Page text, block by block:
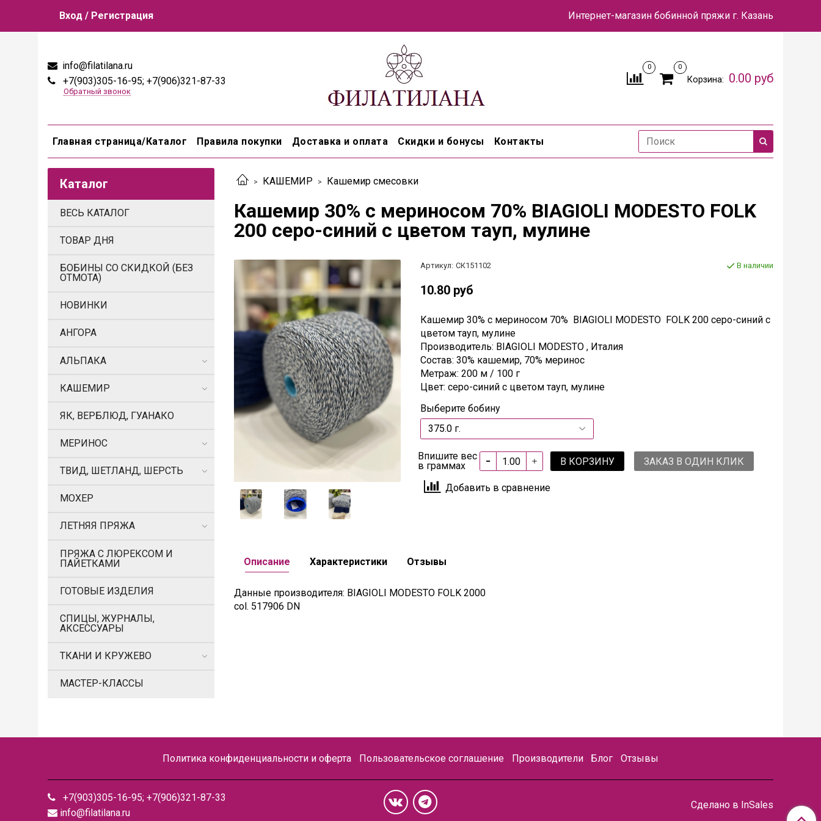
Вход / Регистрация Интернет-магазин бобинной пряжи г. Казань
info@filatilana.ru
+7(903)305-16-95; +7(906)321-87-33
Обратный звонок
0 0
Корзина: 0.00 руб
Главная страница/Каталог Правила покупки Доставка и оплата Скидки и бонусы Контакты
КАШЕМИР Кашемир смесовки
Кашемир 30% с мериносом 70% BIAGIOLI MODESTO FOLK
200 серо-синий с цветом тауп, мулине
Артикул: СК151102 В наличии
10.80 руб
Кашемир 30% с мериносом 70% BIAGIOLI MODESTO FOLK 200 серо-синий с
цветом тауп, мулине
Производитель: BIAGIOLI MODESTO , Италия
Состав: 30% кашемир, 70% меринос
Метраж: 200 м / 100 г
Цвет: серо-синий с цветом тауп, мулине
Выберите бобину
Впишите вес
в граммах
В КОРЗИНУ ЗАКАЗ В ОДИН КЛИК
Добавить в сравнение
Описание
Данные производителя: BIAGIOLI MODESTO FOLK 2000
col. 517906 DN
Характеристики Отзывы
Каталог
ВЕСЬ КАТАЛОГ
ТОВАР ДНЯ
БОБИНЫ СО СКИДКОЙ (БЕЗ
ОТМОТА)
НОВИНКИ
АНГОРА
АЛЬПАКА
КАШЕМИР
ЯК, ВЕРБЛЮД, ГУАНАКО
МЕРИНОС
ТВИД, ШЕТЛАНД, ШЕРСТЬ
МОХЕР
ЛЕТНЯЯ ПРЯЖА
ПРЯЖА С ЛЮРЕКСОМ И
ПАЙЕТКАМИ
ГОТОВЫЕ ИЗДЕЛИЯ
СПИЦЫ, ЖУРНАЛЫ,
АКСЕССУАРЫ
ТКАНИ И КРУЖЕВО
МАСТЕР-КЛАССЫ
Политика конфиденциальности и оферта Пользовательское соглашение Производители Блог Отзывы
+7(903)305-16-95; +7(906)321-87-33
info@filatilana.ru
Сделано в InSales